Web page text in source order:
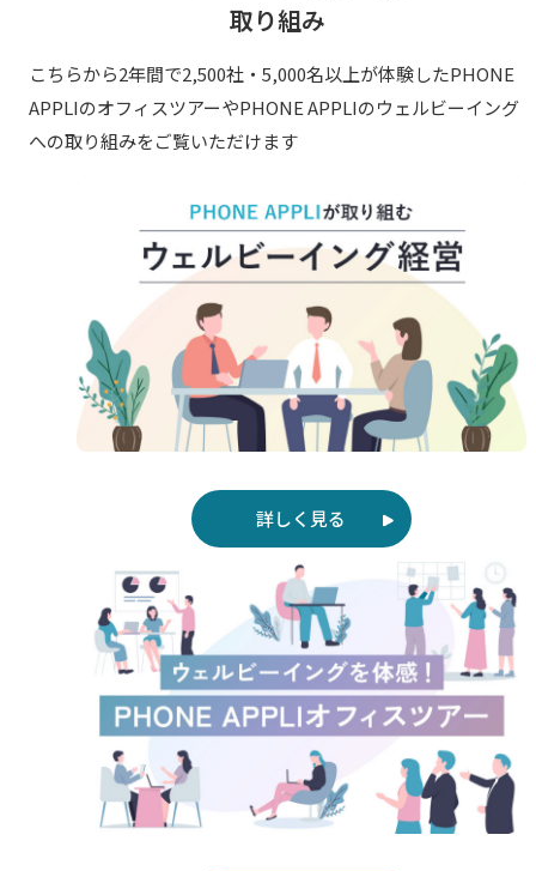
取り組み
こちらから2年間で2,500社・5,000名以上が体験したPHONE
APPLIのオフィスツアーやPHONE APPLIのウェルビーイング
への取り組みをご覧いただけます​
詳しく見る